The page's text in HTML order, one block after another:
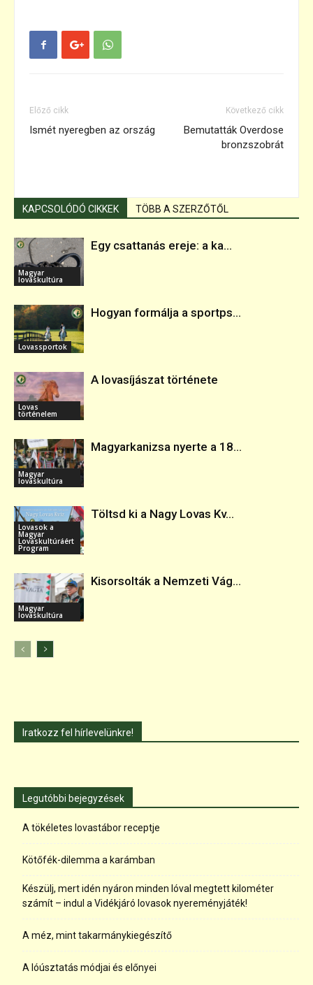
Előző cikk
Ismét nyeregben az ország
Következő cikk
Bemutatták Overdose
bronzszobrát
KAPCSOLÓDÓ CIKKEK TÖBB A SZERZŐTŐL
Magyar
lovaskultúra
Egy csattanás ereje: a ka...
Lovassportok
Hogyan formálja a sportps...
Lovas
történelem
A lovasíjászat története
Magyar
lovaskultúra
Magyarkanizsa nyerte a 18...
Lovasok a
Magyar
Lovaskultúráért
Program
Töltsd ki a Nagy Lovas Kv...
Magyar
lovaskultúra
Kisorsolták a Nemzeti Vág...
Iratkozz fel hírlevelünkre!
Legutóbbi bejegyzések
A tökéletes lovastábor receptje
Kötőfék-dilemma a karámban
Készülj, mert idén nyáron minden lóval megtett kilométer
számít – indul a Vidékjáró lovasok nyereményjáték!
A méz, mint takarmánykiegészítő
A lóúsztatás módjai és előnyei